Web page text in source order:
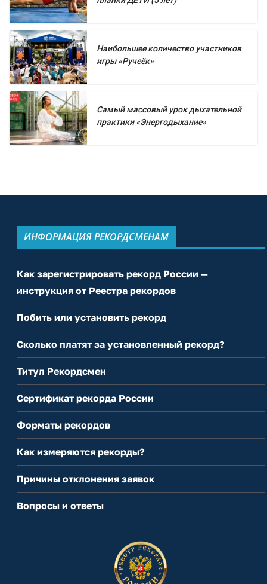
Наибольшее количество участников
игры «Ручеёк»
Самый массовый урок дыхательной
практики «Энергодыхание»
ИНФОРМАЦИЯ РЕКОРДСМЕНАМ
Как зарегистрировать рекорд России —
инструкция от Реестра рекордов
Побить или установить рекорд
Сколько платят за установленный рекорд?
Титул Рекордсмен
Сертификат рекорда России
Форматы рекордов
Как измеряются рекорды?
Причины отклонения заявок
Вопросы и ответы